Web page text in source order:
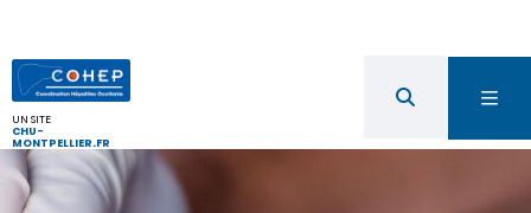
UN SITE
CHU-
MONTPELLIER.FR